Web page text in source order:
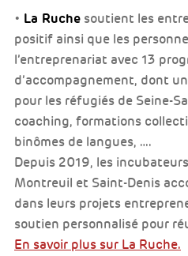
• La Ruche soutient les
positif ainsi que les
l’entreprenariat avec 13
d’accompagnement, dont
pour les réfugiés de Seine-
coaching, formations
binômes de langues, ….
Depuis 2019, les
Montreuil et Saint-Denis
dans leurs projets
soutien personnalisé pour
En savoir plus sur La Ruche.